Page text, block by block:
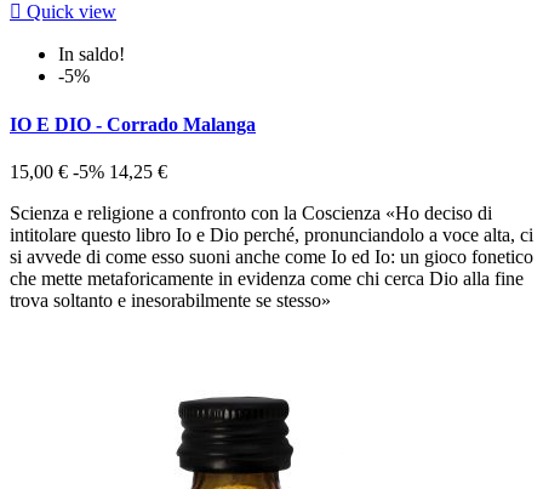
 Quick view
In saldo!
-5%
IO E DIO - Corrado Malanga
15,00 € -5% 14,25 €
Scienza e religione a confronto con la Coscienza «Ho deciso di
intitolare questo libro Io e Dio perché, pronunciandolo a voce alta, ci
si avvede di come esso suoni anche come Io ed Io: un gioco fonetico
che mette metaforicamente in evidenza come chi cerca Dio alla fine
trova soltanto e inesorabilmente se stesso»